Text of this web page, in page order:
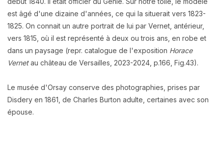
est âgé d'une dizaine d'années, ce qui la situerait vers 1823-
1825. On connait un autre portrait de lui par Vernet, antérieur,
vers 1815, où il est représenté à deux ou trois ans, en robe et
dans un paysage (repr. catalogue de l'exposition Horace
Vernetau château de Versailles, 2023-2024, p.166, Fig.43).
Le musée d'Orsay conserve des photographies, prises par
Disdery en 1861, de Charles Burton adulte, certaines avec son
épouse.